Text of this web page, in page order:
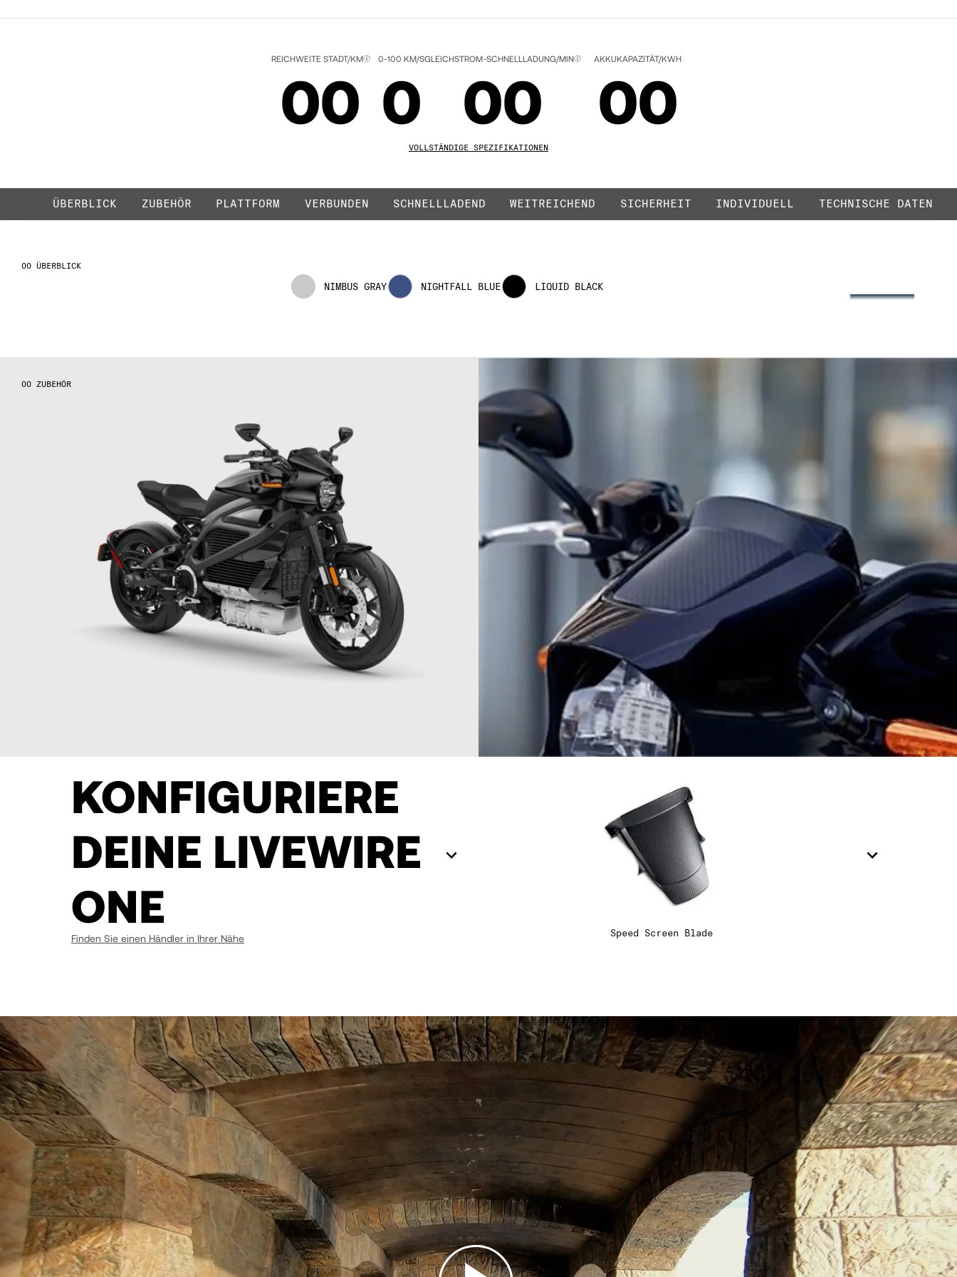
REICHWEITE STADT/KM
00
01
02
03
05
06
07
08
10
13
14
15
0-100 KM/S
0
1
2
3
GLEICHSTROM-SCHNELLLADUNG/MIN
00
01
02
03
04
05
06
08
09
13
14
15
AKKUKAPAZITÄT/KWH
00
01
02
05
06
07
08
09
10
11
13
14
15
VOLLSTÄNDIGE SPEZIFIKATIONEN
ÜBERBLICK ZUBEHÖR PLATTFORM VERBUNDEN SCHNELLLADEND WEITREICHEND SICHERHEIT INDIVIDUELL TECHNISCHE DATEN
ÜBERBLICK
NIMBUS GRAY NIGHTFALL BLUE LIQUID BLACK
ZUBEHÖR
KONFIGURIERE
DEINE LIVEWIRE
ONE
Finden Sie einen Händler in Ihrer Nähe Speed Screen Blade